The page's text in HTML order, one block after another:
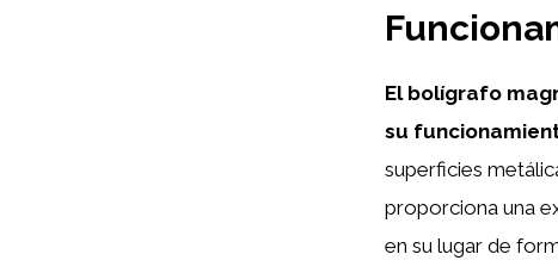
El bolígrafo
su
superficies
proporciona una
en su lugar de